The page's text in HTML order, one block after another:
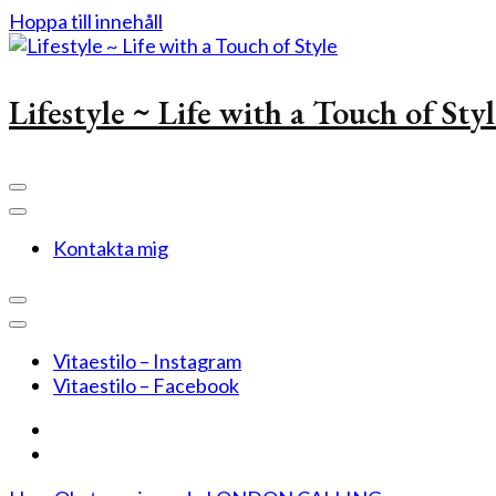
Hoppa till innehåll
Lifestyle ~ Life with a Touch of
Kontakta mig
Vitaestilo – Instagram
Vitaestilo – Facebook